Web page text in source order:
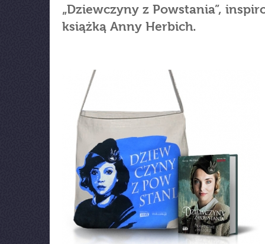
„Dziewczyny z Powstania”,
książką Anny Herbich.